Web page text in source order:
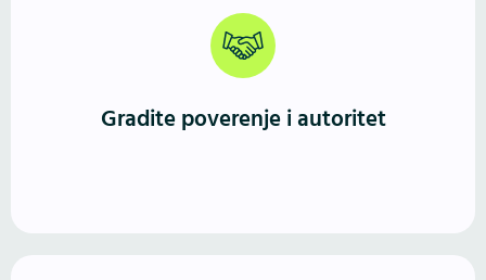
Gradite poverenje i autoritet
Profesionalno izveden WordPress sajt jasno
komunicira ko ste, šta nudite i zašto ste pouzdan
kontaktu ili kupovini.